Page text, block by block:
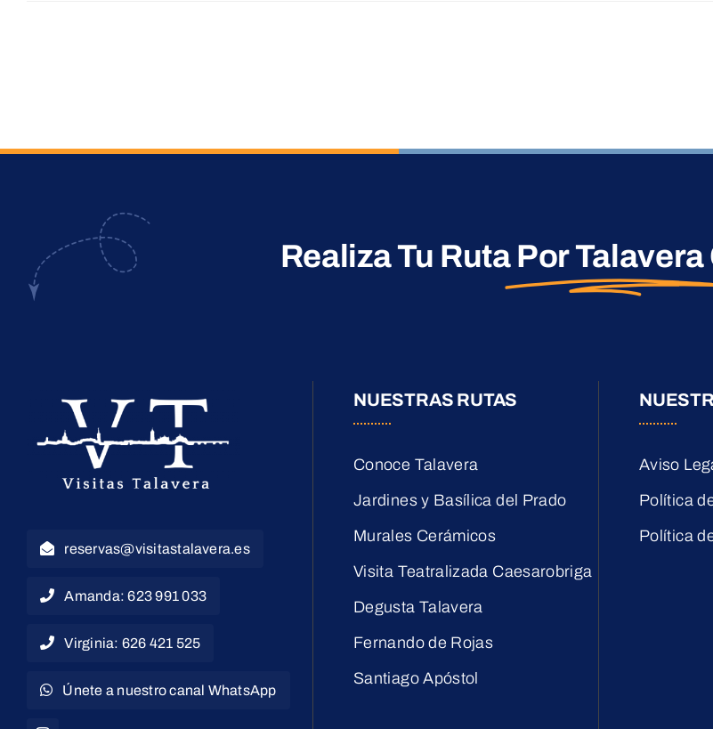
Realiza Tu Ruta Por Talavera
reservas@visitastalavera.es
Amanda: 623 991 033
Virginia: 626 421 525
Únete a nuestro canal WhatsApp
NUESTRAS RUTAS
Conoce Talavera
Jardines y Basílica del Prado
Murales Cerámicos
Visita Teatralizada Caesarobriga
Degusta Talavera
Fernando de Rojas
Santiago Apóstol
Aviso
Política
Política